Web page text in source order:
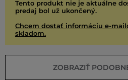
Tento produkt nie je aktuálne
predaj bol už ukončený.
Chcem dostať informáciu e-
skladom.
ZOBRAZIŤ